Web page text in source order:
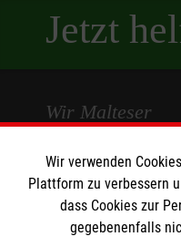
Jetzt
Wir Malteser
Spenden und Helfen
Angebote und
Wir verwenden
Plattform zu verbessern
dass Cookies zur
gegebenenfalls